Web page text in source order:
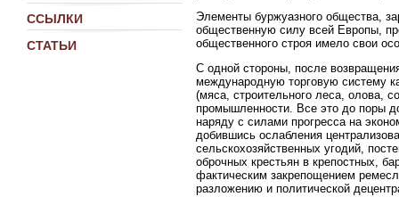
ССЫЛКИ
СТАТЬИ
Элементы буржуазного общества,
общественную силу всей Европы,
общественного строя имело свои
С одной стороны, после
международную торговую систему
(мяса, строительного леса, олова,
промышленности. Все это до поры
наряду с силами прогресса на
добившись ослабления
сельскохозяйственных угодий,
оброчных крестьян в крепостных,
фактическим закрепощением
разложению и политической